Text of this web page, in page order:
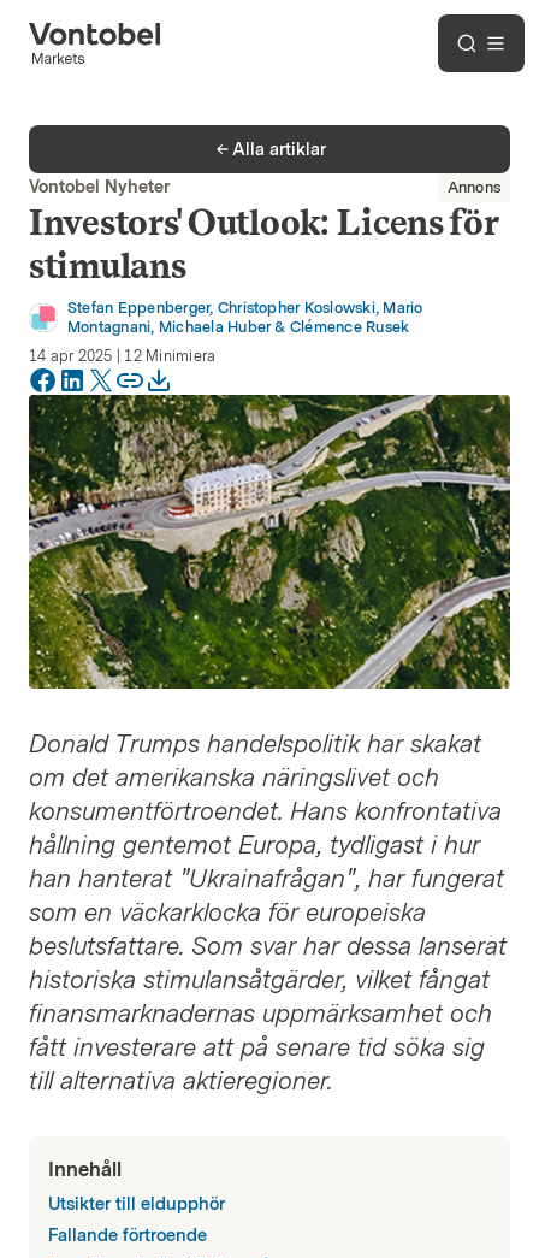
Alla artiklar
Vontobel Nyheter
Annons
Investors' Outlook: Licens för
stimulans
Stefan Eppenberger, Christopher Koslowski, Mario
Montagnani, Michaela Huber & Clémence Rusek
14 apr 2025
12 Minimiera
Donald Trumps handelspolitik har skakat
om det amerikanska näringslivet och
konsumentförtroendet. Hans konfrontativa
hållning gentemot Europa, tydligast i hur
han hanterat "Ukrainafrågan", har fungerat
som en väckarklocka för europeiska
beslutsfattare. Som svar har dessa lanserat
historiska stimulansåtgärder, vilket fångat
finansmarknadernas uppmärksamhet och
fått investerare att på senare tid söka sig
till alternativa aktieregioner.
Innehåll
Utsikter till eldupphör
Fallande förtroende